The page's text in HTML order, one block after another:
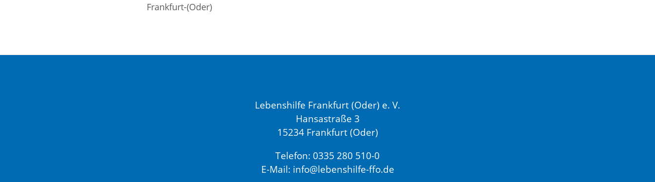
Lebenshilfe Frankfurt (Oder) e. V.
Hansastraße 3
15234 Frankfurt (Oder)
Telefon: 0335 280 510-0
E-Mail: info@lebenshilfe-ffo.de